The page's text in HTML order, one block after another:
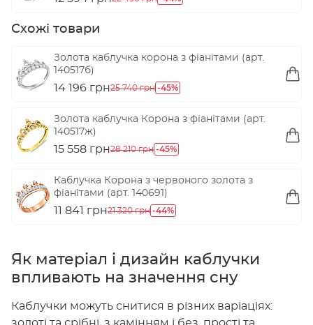
Схожі товари
Золота каблучка корона з фіанітами (арт.
140517б)
14 196 грн25 740 грн -45%
Золота каблучка Корона з фіанітами (арт.
140517ж)
15 558 грн28 210 грн -45%
Каблучка Корона з червоного золота з
фіанітами (арт. 140691)
11 841 грн21 320 грн -44%
Як матеріал і дизайн каблучки
впливають на значення сну
Каблучки можуть снитися в різних варіаціях: